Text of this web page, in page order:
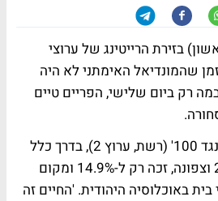
בזירת הרייטינג של ערוצי
שהמונדיאל האימתני לא היה
רק ביום שלישי, הפריים טיים
ספיישל הילדים ב'אחד נגד 100' (רשת, ערוץ 2), בדרך כלל
מסחטת רייטינג עם 20% וצפונה, זכה רק ל-14.9% ומקום
באוכלוסיה היהודית. 'החיים זה